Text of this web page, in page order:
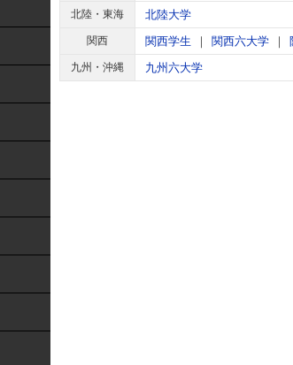
北陸・東海 北陸大学
関西 関西学生 関西六大学
九州・沖縄 九州六大学